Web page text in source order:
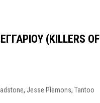
(KILLERS OF
, Jesse Plemons, Tantoo